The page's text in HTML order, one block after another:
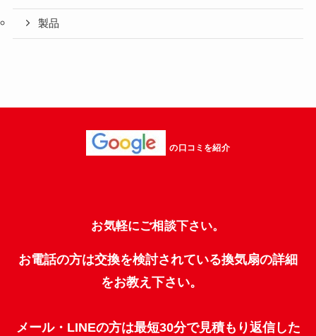
製品
の口コミを紹介
お気軽にご相談下さい。
お電話の方は交換を検討されている換気扇の詳細
をお教え下さい。
メール・LINEの方は最短30分で見積もり返信した